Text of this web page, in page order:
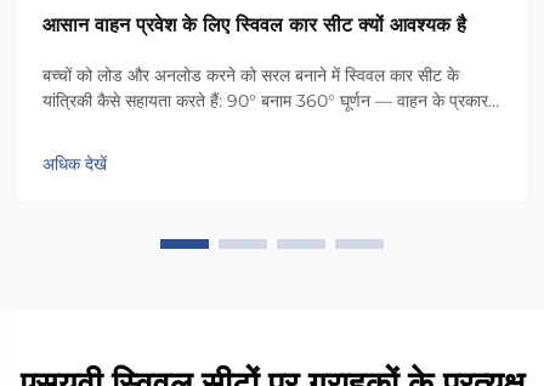
आसान वाहन प्रवेश के लिए स्विवल कार सीट क्यों आवश्यक है
बच्चों को लोड और अनलोड करने को सरल बनाने में स्विवल कार सीट के
यांत्रिकी कैसे सहायता करते हैं: 90° बनाम 360° घूर्णन — वाहन के प्रकार
का मिलान करना। सही घूर्णन सीमा का चयन उपयोगिता और सुरक्षा को
अधिकतम करता है: 90° घूर्णन...
अधिक देखें